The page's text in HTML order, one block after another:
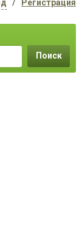
/ Регистрация
Поиск